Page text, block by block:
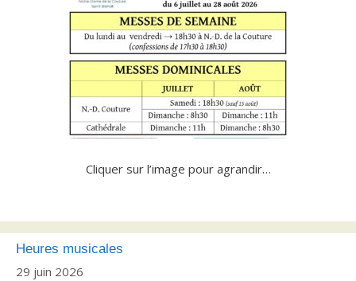
Cliquer sur l’image pour agrandir…
Heures musicales
29 juin 2026